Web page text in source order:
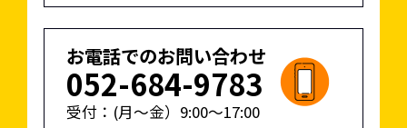
お電話でのお問い合わせ
052-684-9783
受付：(月〜金） 9:00〜17:00